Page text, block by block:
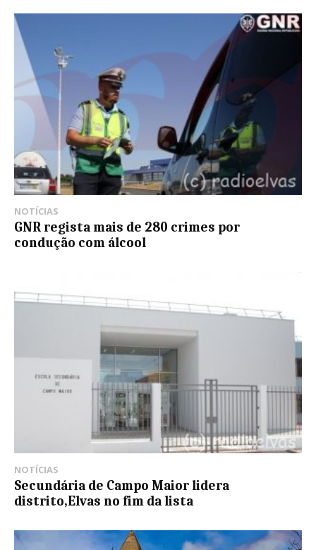
NOTÍCIAS
GNR regista mais de 280 crimes por
condução com álcool
NOTÍCIAS
Secundária de Campo Maior lidera
distrito,Elvas no fim da lista